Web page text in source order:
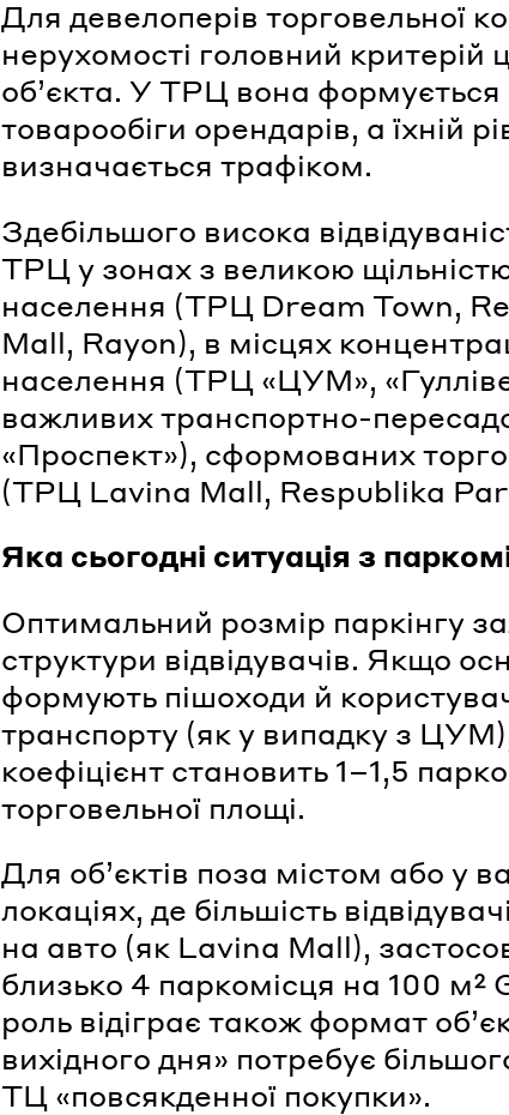
Для девелоперів торговельної
нерухомості головний критерій
об’єкта. У ТРЦ вона формується
товарообіги орендарів, а їхній
визначається трафіком.
Здебільшого висока
ТРЦ у зонах з великою
населення (ТРЦ Dream Town,
Mall, Rayon), в місцях
населення (ТРЦ «ЦУМ»,
важливих транспортно-
«Проспект»), сформованих
(ТРЦ Lavina Mall, Respublika
Яка сьогодні ситуація з
Оптимальний розмір паркінгу
структури відвідувачів. Якщо
формують пішоходи й
транспорту (як у випадку з
коефіцієнт становить 1–1,5
торговельної площі.
Для об’єктів поза містом або у
локаціях, де більшість
на авто (як Lavina Mall),
близько 4 паркомісця на 100 м²
роль відіграє також формат
вихідного дня» потребує
ТЦ «повсякденної покупки».